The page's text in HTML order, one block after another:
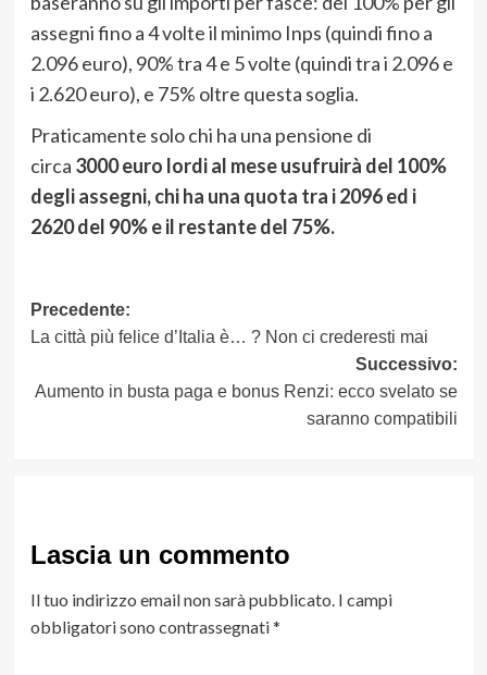
assegni fino a 4 volte il minimo Inps (quindi fino a
2.096 euro), 90% tra 4 e 5 volte (quindi tra i 2.096 e
i 2.620 euro), e 75% oltre questa soglia.
Praticamente solo chi ha una pensione di
circa 3000 euro lordi al mese usufruirà del 100%
degli assegni, chi ha una quota tra i 2096 ed i
2620 del 90% e il restante del 75%.
Navigazione
articolo
Precedente:
La città più felice d’Italia è… ? Non ci crederesti mai
Successivo:
Aumento in busta paga e bonus Renzi: ecco svelato se
saranno compatibili
Lascia un commento
Il tuo indirizzo email non sarà pubblicato. I campi
obbligatori sono contrassegnati*